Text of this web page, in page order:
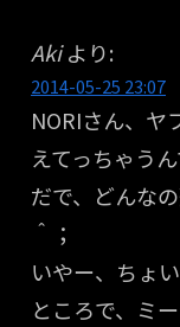
Aki より:
2014-05-25 23:07
NORIさん、ヤ
えてっちゃうん
だで、どんな
＾；
いやー、ちょ
ところで、ミ